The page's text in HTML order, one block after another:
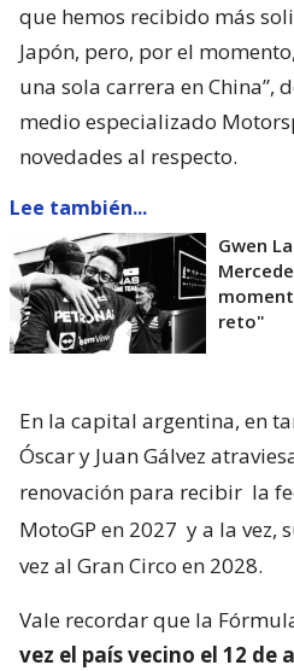
que hemos recibido más
Japón, pero, por el
una sola carrera en China”,
medio especializado
novedades al respecto.
Lee también...
Gwen
reto"
En la capital argentina, en
Óscar y Juan Gálvez
renovación para recibir la
MotoGP en 2027 y a la vez,
vez al Gran Circo en 2028.
Vale recordar que la
vez el país vecino el 12 de